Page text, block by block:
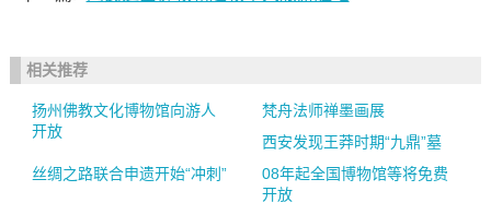
相关推荐
扬州佛教文化博物馆向游人
开放
梵舟法师禅墨画展
西安发现王莽时期“九鼎”墓
丝绸之路联合申遗开始“冲刺”
08年起全国博物馆等将免费
开放